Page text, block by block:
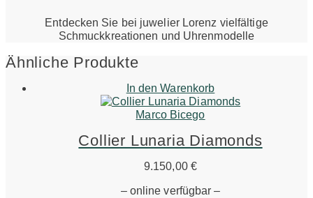
Entdecken Sie bei juwelier Lorenz vielfältige
Schmuckkreationen und Uhrenmodelle
Ähnliche Produkte
In den Warenkorb
Marco Bicego
Collier Lunaria Diamonds
9.150,00 €
– online verfügbar –